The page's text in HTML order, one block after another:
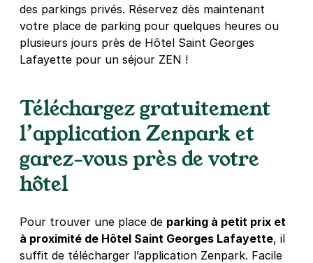
Paris - Montmartre - Citadines
16 avenue Rachel
75018Paris
5 €/heure ,41 €/jour, (tarifs dégressifs)
Paris - Grands Boulevards - AB
75002Paris
4,3(1458 avis)
4 €/heure ,31 €/jour,180 €/semaine(tarifs dégressifs)
des parkings privés. Réservez dès maintenant
votre place de parking pour quelques heures ou
plusieurs jours près de Hôtel Saint Georges
Lafayette pour un séjour ZEN !
Téléchargez gratuitement
l’application Zenpark et
garez-vous près de votre
hôtel
Pour trouver une place de parking à petit prix et
à proximité de Hôtel Saint Georges Lafayette, il
suffit de télécharger l’application Zenpark. Facile